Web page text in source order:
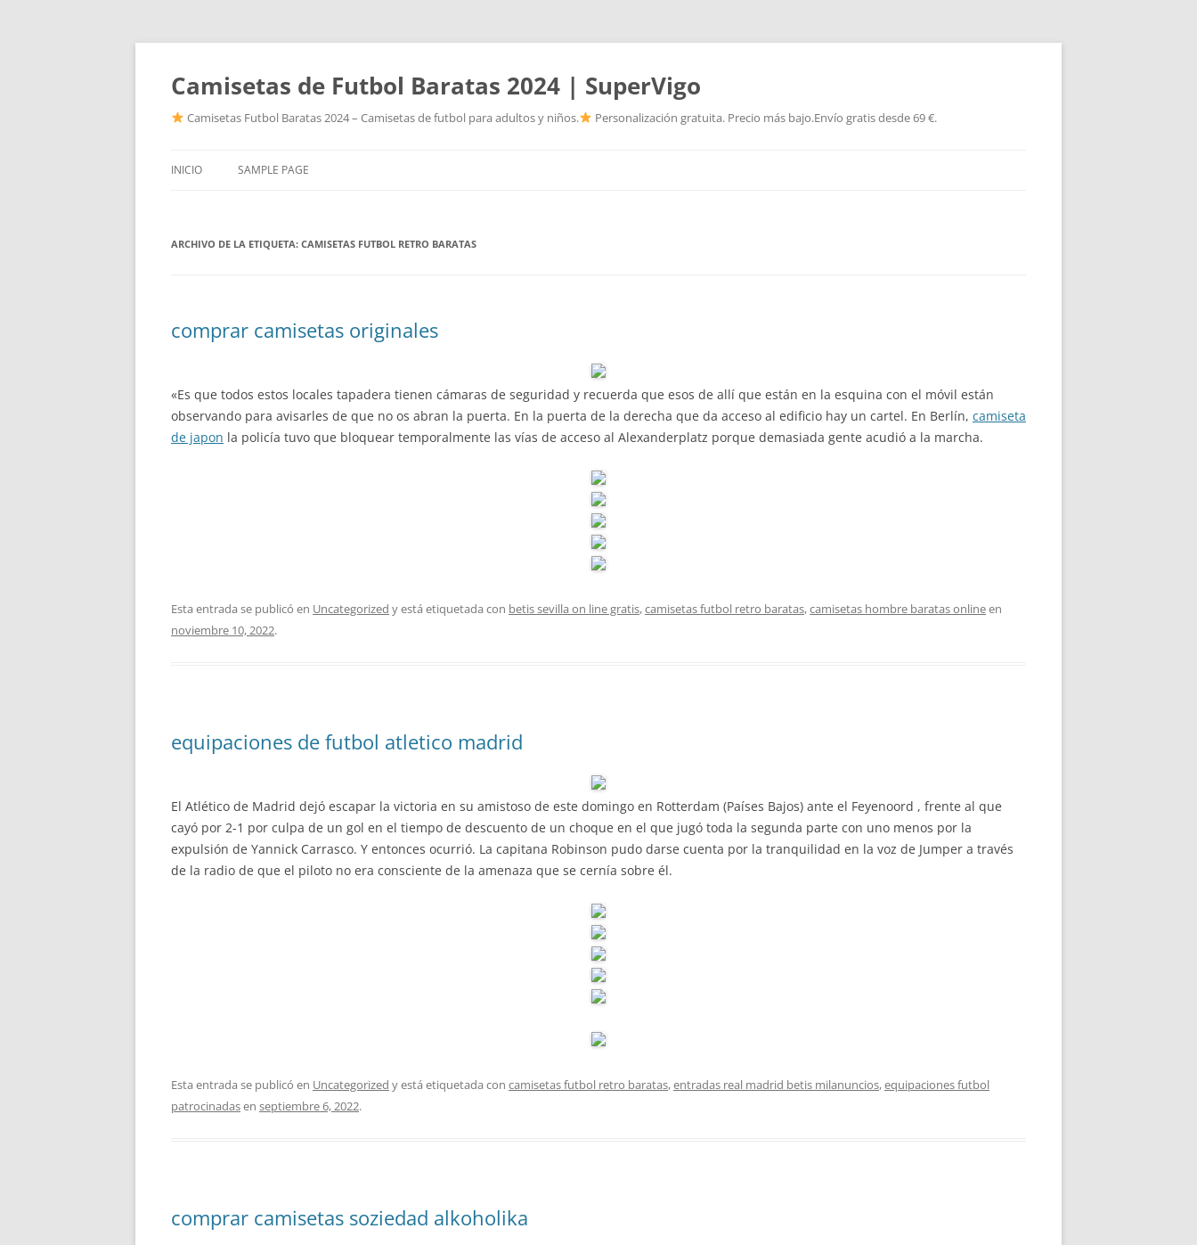
Camisetas de Futbol Baratas 2024 | SuperVigo
Camisetas Futbol Baratas 2024 – Camisetas de futbol para adultos y niños. Personalización gratuita. Precio más bajo.Envío gratis desde 69 €.
INICIO SAMPLE PAGE
ARCHIVO DE LA ETIQUETA: CAMISETAS FUTBOL RETRO BARATAS
comprar camisetas originales
«Es que todos estos locales tapadera tienen cámaras de seguridad y recuerda que esos de allí que están en la esquina con el móvil están
observando para avisarles de que no os abran la puerta. En la puerta de la derecha que da acceso al edificio hay un cartel. En Berlín, camiseta
de japon la policía tuvo que bloquear temporalmente las vías de acceso al Alexanderplatz porque demasiada gente acudió a la marcha.
Esta entrada se publicó en Uncategorized y está etiquetada con betis sevilla on line gratis,camisetas futbol retro baratas,camisetas hombre baratas onlineen
noviembre 10, 2022.
equipaciones de futbol atletico madrid
El Atlético de Madrid dejó escapar la victoria en su amistoso de este domingo en Rotterdam (Países Bajos) ante el Feyenoord , frente al que
cayó por 2-1 por culpa de un gol en el tiempo de descuento de un choque en el que jugó toda la segunda parte con uno menos por la
expulsión de Yannick Carrasco. Y entonces ocurrió. La capitana Robinson pudo darse cuenta por la tranquilidad en la voz de Jumper a través
de la radio de que el piloto no era consciente de la amenaza que se cernía sobre él.
Esta entrada se publicó en Uncategorized y está etiquetada con camisetas futbol retro baratas,entradas real madrid betis milanuncios,equipaciones futbol
patrocinadasen septiembre 6, 2022.
comprar camisetas soziedad alkoholika